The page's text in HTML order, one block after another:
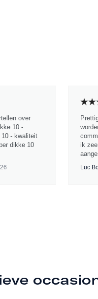
over
10 -
10 - kwaliteit
dikke 10
ik
Luc